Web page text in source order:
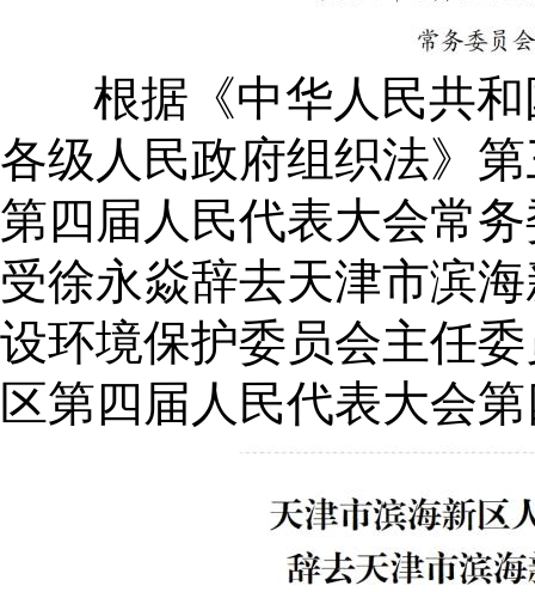
根据 《中华人民共
各级人民政府组织法》
第四届人民代表大会常
受徐永焱辞去天津市滨
设环境保护委员会主任
区第四届人民代表大会